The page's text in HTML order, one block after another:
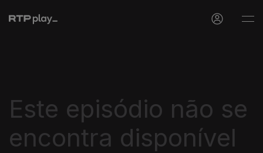
Este episódio não se
encontra disponível